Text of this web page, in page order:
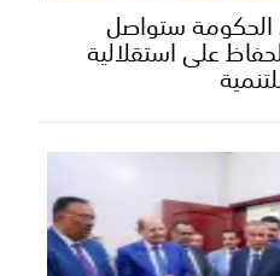
الحكومة ستواصل
على استقلالية